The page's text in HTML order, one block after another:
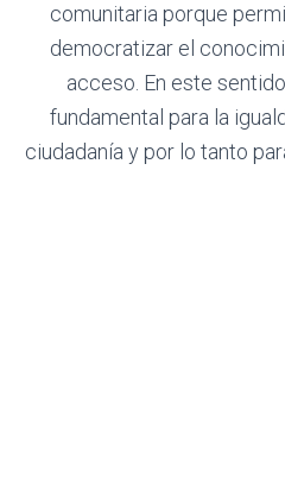
comunitaria porque
democratizar el
acceso. En este
fundamental para la
ciudadanía y por lo tanto